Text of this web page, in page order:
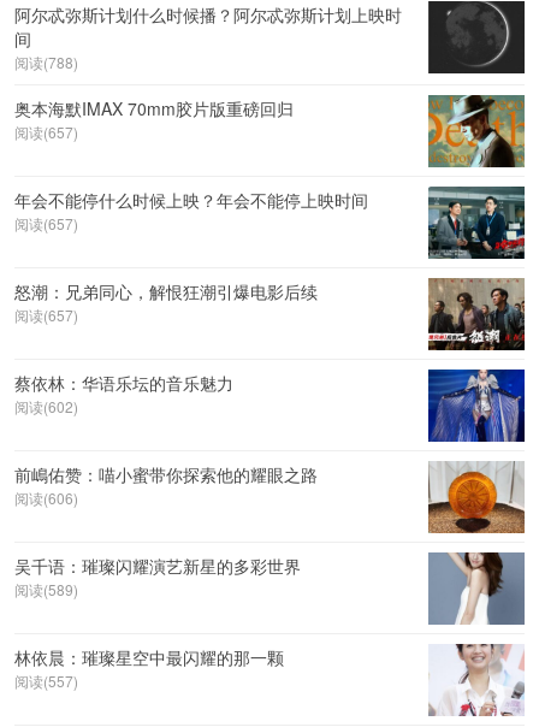
阿尔忒弥斯计划什么时候播？阿尔忒弥斯计划上映时
间
阅读(788)
奥本海默IMAX 70mm胶片版重磅回归
阅读(657)
年会不能停什么时候上映？年会不能停上映时间
阅读(657)
怒潮：兄弟同心，解恨狂潮引爆电影后续
阅读(657)
蔡依林：华语乐坛的音乐魅力
阅读(602)
前嶋佑赞：喵小蜜带你探索他的耀眼之路
阅读(606)
吴千语：璀璨闪耀演艺新星的多彩世界
阅读(589)
林依晨：璀璨星空中最闪耀的那一颗
阅读(557)